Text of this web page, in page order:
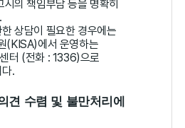
의 책임부담 등을 명확히
상담이 필요한 경우에는
(KISA)에서 운영하는
터 (전화 : 1336)으로
.
견 수렴 및 불만처리에